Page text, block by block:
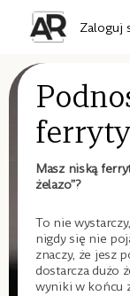
Zaloguj
Masz niską
żelazo”?
To nie
nigdy się nie
znaczy, że jesz
dostarcza dużo
wyniki w końcu